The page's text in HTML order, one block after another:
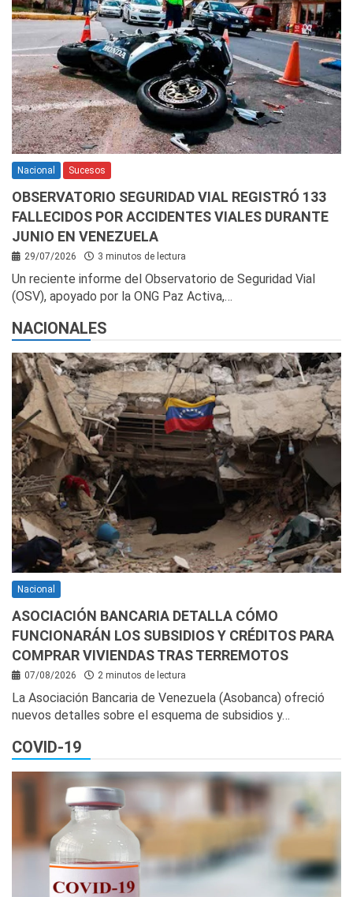
Nacional Sucesos
OBSERVATORIO SEGURIDAD VIAL REGISTRÓ 133
FALLECIDOS POR ACCIDENTES VIALES DURANTE
JUNIO EN VENEZUELA
29/07/2026 3 minutos de lectura
Un reciente informe del Observatorio de Seguridad Vial
(OSV), apoyado por la ONG Paz Activa,…
NACIONALES
Nacional
ASOCIACIÓN BANCARIA DETALLA CÓMO
FUNCIONARÁN LOS SUBSIDIOS Y CRÉDITOS PARA
COMPRAR VIVIENDAS TRAS TERREMOTOS
07/08/2026 2 minutos de lectura
La Asociación Bancaria de Venezuela (Asobanca) ofreció
nuevos detalles sobre el esquema de subsidios y…
COVID-19